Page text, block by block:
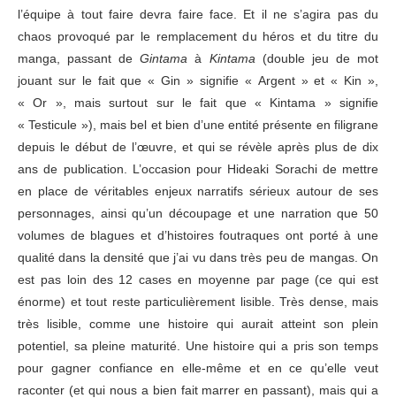
l’équipe à tout faire devra faire face. Et il ne s’agira pas du
chaos provoqué par le remplacement du héros et du titre du
manga, passant deGintama à Kintama (double jeu de mot
jouant sur le fait que « Gin » signifie « Argent » et « Kin »,
« Or », mais surtout sur le fait que « Kintama » signifie
« Testicule »), mais bel et bien d’une entité présente en filigrane
depuis le début de l’œuvre, et qui se révèle après plus de dix
ans de publication. L’occasion pour Hideaki Sorachi de mettre
en place de véritables enjeux narratifs sérieux autour de ses
personnages, ainsi qu’un découpage et une narration que 50
volumes de blagues et d’histoires foutraques ont porté à une
qualité dans la densité que j’ai vu dans très peu de mangas. On
est pas loin des 12 cases en moyenne par page (ce qui est
énorme) et tout reste particulièrement lisible. Très dense, mais
très lisible, comme une histoire qui aurait atteint son plein
potentiel, sa pleine maturité. Une histoire qui a pris son temps
pour gagner confiance en elle-même et en ce qu’elle veut
raconter (et qui nous a bien fait marrer en passant), mais qui a